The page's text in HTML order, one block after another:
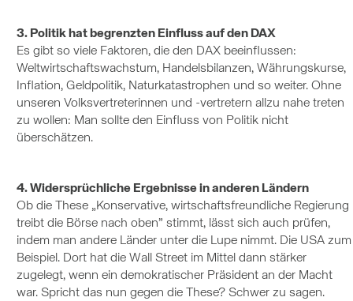
3. Politik hat begrenzten Einfluss auf den DAX
Es gibt so viele Faktoren, die den DAX beeinflussen:
Weltwirtschaftswachstum, Handelsbilanzen, Währungskurse,
Inflation, Geldpolitik, Naturkatastrophen und so weiter. Ohne
unseren Volksvertreterinnen und -vertretern allzu nahe treten
zu wollen: Man sollte den Einfluss von Politik nicht
überschätzen.
4. Widersprüchliche Ergebnisse in anderen Ländern
Ob die These „Konservative, wirtschaftsfreundliche Regierung
treibt die Börse nach oben” stimmt, lässt sich auch prüfen,
indem man andere Länder unter die Lupe nimmt. Die USA zum
Beispiel. Dort hat die Wall Street im Mittel dann stärker
zugelegt, wenn ein demokratischer Präsident an der Macht
war. Spricht das nun gegen die These? Schwer zu sagen.